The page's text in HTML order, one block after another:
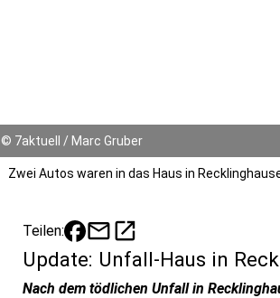
© 7aktuell / Marc Gruber
Zwei Autos waren in das Haus in
Teilen: mailopen_in_new
Update: Unfall-Haus in
Nach dem tödlichen Unfall in